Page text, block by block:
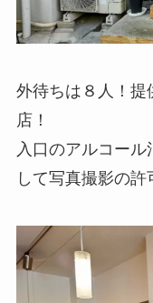
外待ちは８人！提
店！
入口のアルコー
して写真撮影の許